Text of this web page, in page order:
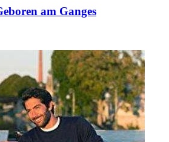
am Ganges